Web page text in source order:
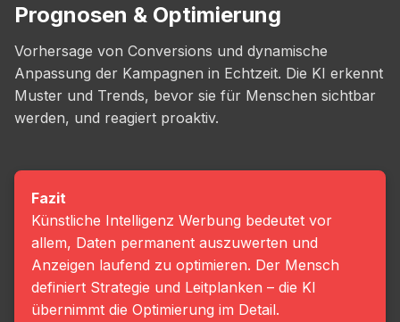
Prognosen & Optimierung
Vorhersage von Conversions und dynamische
Anpassung der Kampagnen in Echtzeit. Die KI erkennt
Muster und Trends, bevor sie für Menschen sichtbar
werden, und reagiert proaktiv.
Fazit
Künstliche Intelligenz Werbung bedeutet vor
allem, Daten permanent auszuwerten und
Anzeigen laufend zu optimieren. Der Mensch
definiert Strategie und Leitplanken – die KI
übernimmt die Optimierung im Detail.